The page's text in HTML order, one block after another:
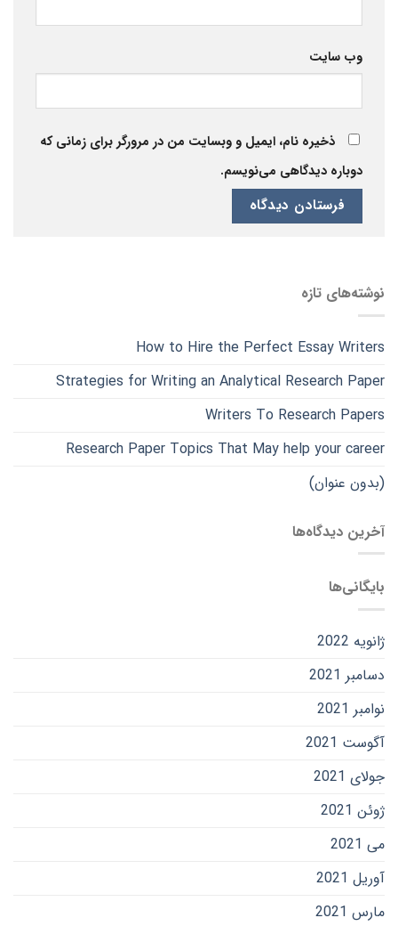
وب‌ سایت
ذخیره نام، ایمیل و وبسایت من در مرورگر برای زمانی که
دوباره دیدگاهی می‌نویسم.
نوشته‌های تازه
How to Hire the Perfect Essay Writers
Strategies for Writing an Analytical Research Paper
Writers To Research Papers
Research Paper Topics That May help your career
(بدون عنوان)
آخرین دیدگاه‌ها
بایگانی‌ها
ژانویه 2022
دسامبر 2021
نوامبر 2021
آگوست 2021
جولای 2021
ژوئن 2021
می 2021
آوریل 2021
مارس 2021